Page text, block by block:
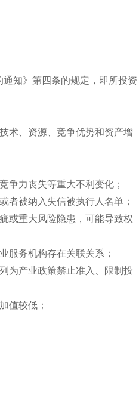
知》第四条的规定，即所投资
术、资源、竞争优势和资产增
争力丧失等重大不利变化；
者被纳入失信被执行人名单；
或重大风险隐患，可能导致权
服务机构存在关联关系；
为产业政策禁止准入、限制投
值较低；